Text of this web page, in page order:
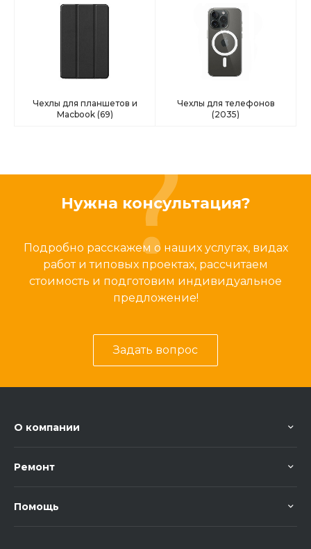
Чехлы для планшетов и
Macbook (69)
Чехлы для телефонов
(2035)
Нужна консультация?
Подробно расскажем о наших услугах, видах
работ и типовых проектах, рассчитаем
стоимость и подготовим индивидуальное
предложение!
Задать вопрос
О компании
Ремонт
Помощь